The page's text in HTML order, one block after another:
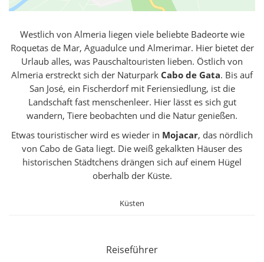
Westlich von Almeria liegen viele beliebte Badeorte wie
Roquetas de Mar, Aguadulce und Almerimar. Hier bietet der
Urlaub alles, was Pauschaltouristen lieben. Östlich von
Almeria erstreckt sich der Naturpark Cabo de Gata. Bis auf
San José, ein Fischerdorf mit Feriensiedlung, ist die
Landschaft fast menschenleer. Hier lässt es sich gut
wandern, Tiere beobachten und die Natur genießen.
Etwas touristischer wird es wieder in Mojacar, das nördlich
von Cabo de Gata liegt. Die weiß gekalkten Häuser des
historischen Städtchens drängen sich auf einem Hügel
oberhalb der Küste.
Küsten
Reiseführer